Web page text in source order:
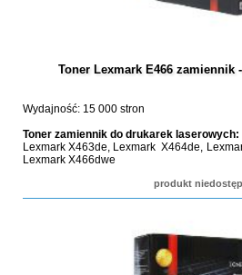
Toner Lexmark E466 zamiennik
Wydajność: 15 000 stron
Toner zamiennik do drukarek laserowych:
Lexmark X463de, Lexmark X464de,
Lexmark X466dwe
produkt